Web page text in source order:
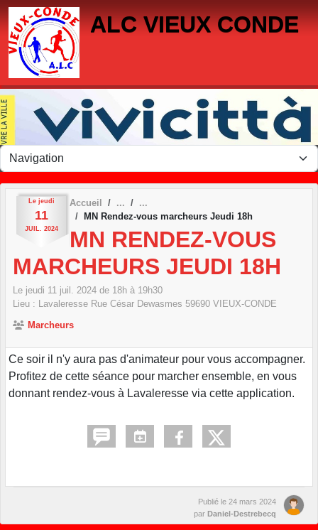
ALC VIEUX CONDE
Le jeudi
11
JUIL. 2024
Accueil
MN Rendez-vous marcheurs Jeudi 18h
MN RENDEZ-VOUS
MARCHEURS JEUDI 18H
Le jeudi 11 juil. 2024 de 18h à 19h30
Lieu : Lavaleresse Rue César Dewasmes 59690 VIEUX-CONDE
Marcheurs
Ce soir il n'y aura pas d'animateur pour vous accompagner.
Profitez de cette séance pour marcher ensemble, en vous
donnant rendez-vous à Lavaleresse via cette application.
Publié le 24 mars 2024
par Daniel-Destrebecq
Panneau de gestion des cookies